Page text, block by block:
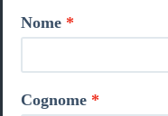
Nome
Cognome